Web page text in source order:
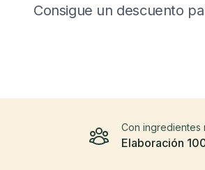
Consigue un descuento
Elaboración
Con ingredientes